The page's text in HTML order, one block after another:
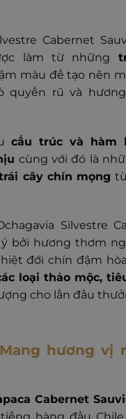
Cabernet
làm từ những
màu để tạo nên
quyến rũ và
cấu trúc và hàm
cùng với đó là
cây chín mọng
Silvestre
bởi hương thơm
đới chín đậm
loại thảo mộc,
cho lần đầu
hương vị
Cabernet